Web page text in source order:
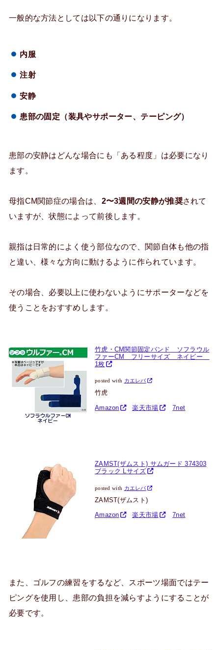
一般的な方法としては以下の通りになります。
内服
注射
安静
患部の固定（装具やサポーター、テーピング）
患部の安静はどんな場合にも「ある程度」は必要になり
ます。
母指CM関節症の場合は、 2〜3週間の安静が推奨されて
いますが、状態によって前後します。
親指は日常的によく使う部位なので、関節自体も他の指
と違い、様々な方向に動けるように作られています。
その場合、必要以上に使わないようにサポーターなどを
使うことをおすすめします。
竹虎・CM関節固定バンド ソフラウル
ファーCM フリーサイズ ネイビー
1枚
posted with カエレバ
竹虎
Amazon 楽天市場 7net
ZAMST(ザムスト) サムガード 374303
ブラック Lサイズ
posted with カエレバ
ZAMST(ザムスト)
Amazon 楽天市場 7net
また、ゴルフの練習をするなど、スポーツ場面ではテー
ピングを使用し、患部の負担を減らすようにすることが
必要です。